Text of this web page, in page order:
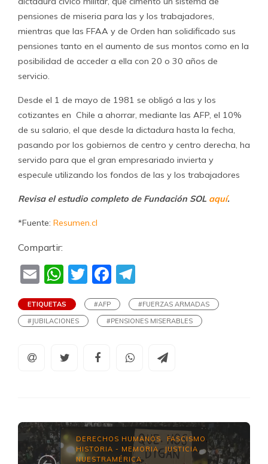
pensiones de miseria para las y los trabajadores,
mientras que las FFAA y de Orden han solidificado sus
pensiones tanto en el aumento de sus montos como en la
posibilidad de acceder a ella con 20 o 30 años de
servicio.
Desde el 1 de mayo de 1981 se obligó a las y los
cotizantes en Chile a ahorrar, mediante las AFP, el 10%
de su salario, el que desde la dictadura hasta la fecha,
pasando por los gobiernos de centro y centro derecha, ha
servido para que el gran empresariado invierta y
especule utilizando los fondos de las y los trabajadores
Revisa el estudio completo de Fundación SOL aquí.
*Fuente: Resumen.cl
Compartir:
EmailWhatsApp
TwitterFacebook
ETIQUETAS #AFP
#FUERZAS ARMADAS
#JUBILACIONES
#PENSIONES MISERABLES
DERECHOS HUMANOS FASCISMO
HISTORIA - MEMORIA, JUSTICIA ,
NUESTRAMÉRICA